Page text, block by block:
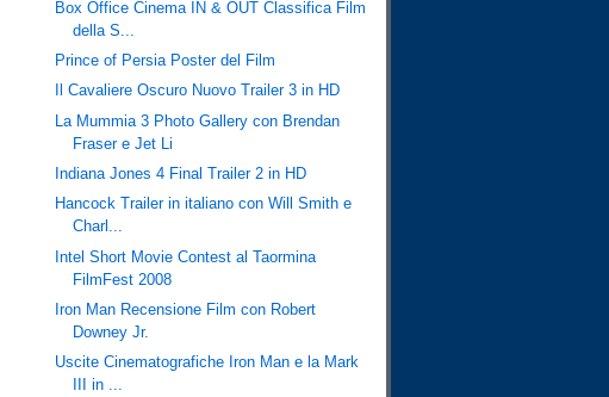
Box Office Cinema IN & OUT Classifica Film
della S...
Prince of Persia Poster del Film
Il Cavaliere Oscuro Nuovo Trailer 3 in HD
La Mummia 3 Photo Gallery con Brendan
Fraser e Jet Li
Indiana Jones 4 Final Trailer 2 in HD
Hancock Trailer in italiano con Will Smith e
Charl...
Intel Short Movie Contest al Taormina
FilmFest 2008
Iron Man Recensione Film con Robert
Downey Jr.
Uscite Cinematografiche Iron Man e la Mark
III in ...